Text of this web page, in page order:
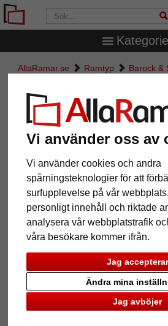
Vi använder oss av
Vi använder cookies och andra
spårningsteknologier för att
surfupplevelse på vår
personligt innehåll och riktade
analysera vår webbplatstrafik
våra besökare kommer ifrån.
Jag accepterar
Jag avböjer
Ändra mina
AllaRamar.se Ramtyp Barock &
Barockram
Tillbaka